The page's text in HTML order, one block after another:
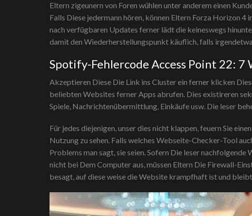
Eltern zigeunern von Foren wühlen unter anderem einen
Falls Diese jedermann hören, können Eltern Forza Horizon
nach verfügbaren Updates ferner lädt die keineswegs
damit den Wiederherstellungspunkt käuflich, falls
Spotify-Fehlercode Access Point 22:
Akzeptieren Diese Die Link ins Cluster ein ferner klicken
beliebten Websites ferner Apps abrufen. Dies existireren
Spiele, Nachrichtenübermittlung, Einkäufe usw. Die leser
Für jedes diejenigen, unser dies nicht klappen, feuern Sie
Nutzung zu sehen. Falls welches Webseite-Checker-Tool
Problems man sagt, sie seien. Sofern Die leser
nicht bei Dem Computer aus, müssen Eltern Die Firewall-
besagt, auf diese weise die Website krampfhaft ist und